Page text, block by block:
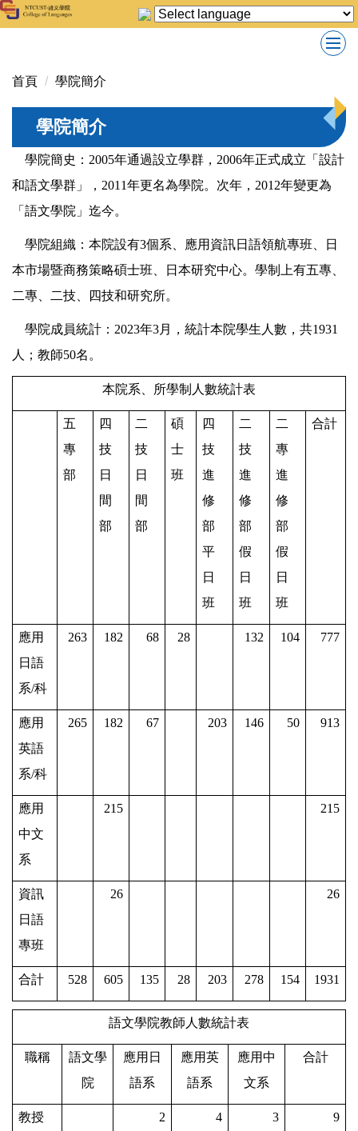
跳
到
內
容
首頁 學院簡介
學院簡介
學院簡史：2005年通過設立學群，2006年正式成立「設計
和語文學群」，2011年更名為學院。次年，2012年變更為
「語文學院」迄今。
學院組織：本院設有3個系、應用資訊日語領航專班、日
本市場暨商務策略碩士班、日本研究中心。學制上有五專、
二專、二技、四技和研究所。
學院成員統計：2023年3月，統計本院學生人數，共1931
人；教師50名。
本院系、所學制人數統計表
五
專
部
四
技
日
間
部
二
技
日
間
部
碩
士
班
四
技
進
修
部
平
日
班
二
技
進
修
部
假
日
班
二
專
進
修
部
假
日
班
合計
應用
日語
系/科
263 182 68 28 132 104 777
應用
英語
系/科
265 182 67 203 146 50 913
應用
中文
系
215 215
資訊
日語
專班
26 26
合計 528 605 135 28 203 278 154 1931
語文學院教師人數統計表
職稱
語文學
院
應用日
語系
應用英
語系
應用中
文系
合計
教授 2 4 3 9